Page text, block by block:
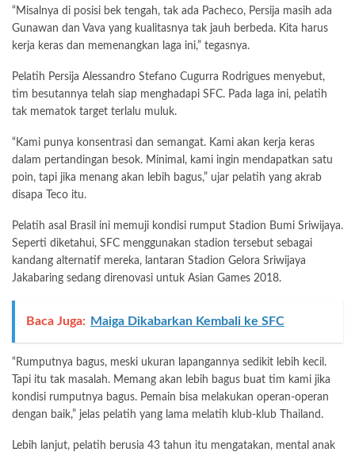
“Misalnya di posisi bek tengah, tak ada Pacheco, Persija masih ada
Gunawan dan Vava yang kualitasnya tak jauh berbeda. Kita harus
kerja keras dan memenangkan laga ini,” tegasnya.
Pelatih Persija Alessandro Stefano Cugurra Rodrigues menyebut,
tim besutannya telah siap menghadapi SFC. Pada laga ini, pelatih
tak mematok target terlalu muluk.
“Kami punya konsentrasi dan semangat. Kami akan kerja keras
dalam pertandingan besok. Minimal, kami ingin mendapatkan satu
poin, tapi jika menang akan lebih bagus,” ujar pelatih yang akrab
disapa Teco itu.
Pelatih asal Brasil ini memuji kondisi rumput Stadion Bumi Sriwijaya.
Seperti diketahui, SFC menggunakan stadion tersebut sebagai
kandang alternatif mereka, lantaran Stadion Gelora Sriwijaya
Jakabaring sedang direnovasi untuk Asian Games 2018.
Baca Juga: Maiga Dikabarkan Kembali ke SFC
“Rumputnya bagus, meski ukuran lapangannya sedikit lebih kecil.
Tapi itu tak masalah. Memang akan lebih bagus buat tim kami jika
kondisi rumputnya bagus. Pemain bisa melakukan operan-operan
dengan baik,” jelas pelatih yang lama melatih klub-klub Thailand.
Lebih lanjut, pelatih berusia 43 tahun itu mengatakan, mental anak